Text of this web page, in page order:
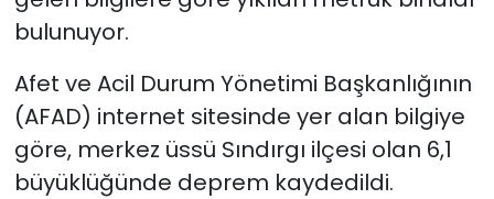
bulunuyor.
Afet ve Acil Durum Yönetimi Başkanlığının
(AFAD) internet sitesinde yer alan bilgiye
göre, merkez üssü Sındırgı ilçesi olan 6,1
büyüklüğünde deprem kaydedildi.